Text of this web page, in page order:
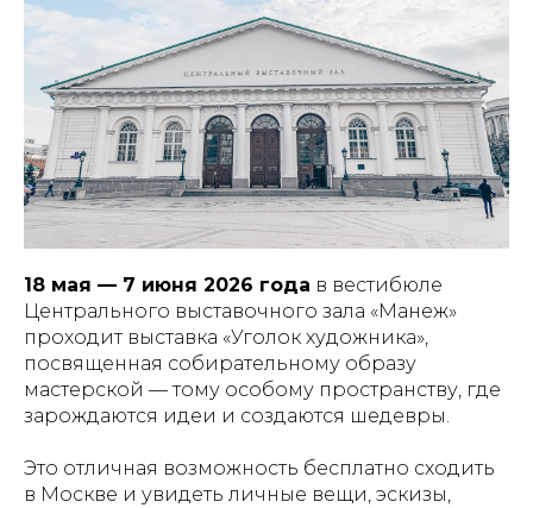
18 мая — 7 июня 2026 года в вестибюле
Центрального выставочного зала «Манеж»
проходит выставка «Уголок художника»,
посвященная собирательному образу
мастерской — тому особому пространству, где
зарождаются идеи и создаются шедевры.
Это отличная возможность бесплатно сходить
в Москве и увидеть личные вещи, эскизы,